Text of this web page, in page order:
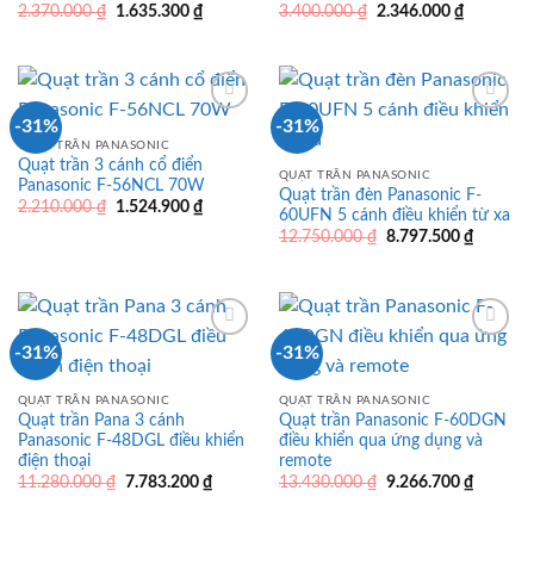
2.370.000₫
Giá
1.635.300 ₫Giá
hiện
1.635.300 ₫.
3.400.000₫ Giá
2.346.000 ₫Giá
hiện
-31%
QUẠT TRẦN PANASONIC
Quạt trần 3 cánh cổ điển
Panasonic F-56NCL 70W
2.210.000₫
Giá
1.524.900 ₫Giá
-31%
QUẠT TRẦN PANASONIC
Quạt trần đèn Panasonic F-
60UFN 5 cánh điều khiển từ xa
12.750.000₫ Giá
8.797.500 ₫Giá
-31%
QUẠT TRẦN PANASONIC
Quạt trần Pana 3 cánh
Panasonic F-48DGL điều khiển
điện thoại
11.280.000₫ Giá
7.783.200 ₫Giá
-31%
QUẠT TRẦN PANASONIC
Quạt trần Panasonic F-60DGN
điều khiển qua ứng dụng và
remote
13.430.000₫ Giá
9.266.700 ₫Giá